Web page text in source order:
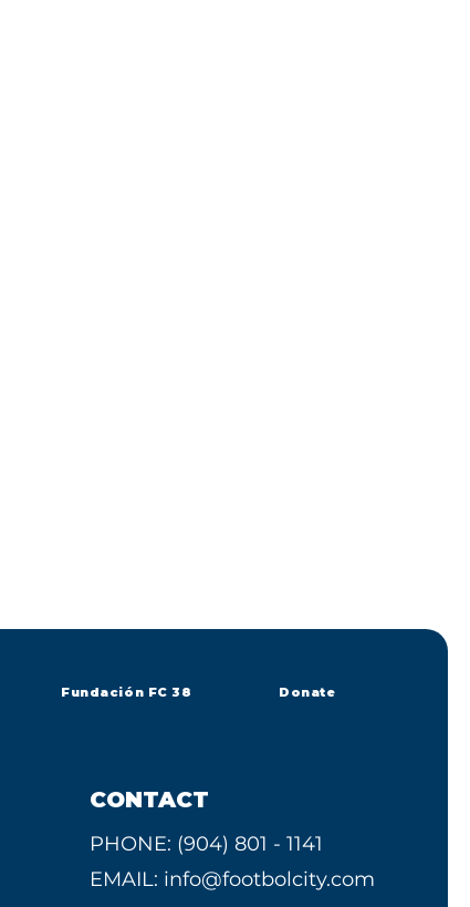
Fundación FC 38 Donate
CONTACT
PHONE: (904) 801 - 1141
EMAIL: info@footbolcity.com